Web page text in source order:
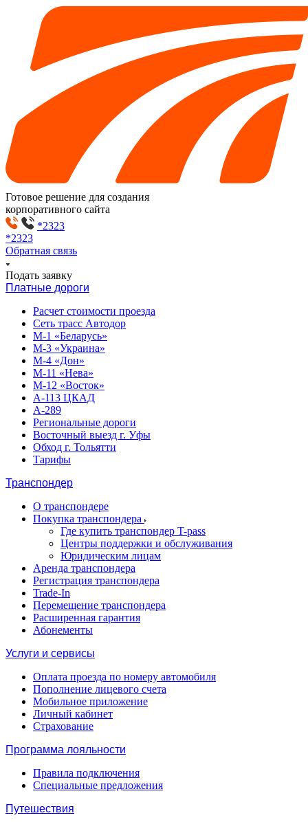
Готовое решение для создания
корпоративного сайта
*2323
*2323
Обратная связь
Подать заявку
Платные дороги
Расчет стоимости проезда
Сеть трасс Автодор
М-1 «Беларусь»
М-3 «Украина»
М-4 «Дон»
М-11 «Нева»
М-12 «Восток»
А-113 ЦКАД
А-289
Региональные дороги
Восточный выезд г. Уфы
Обход г. Тольятти
Тарифы
Транспондер
О транспондере
Покупка транспондера
Где купить транспондер T-pass
Центры поддержки и обслуживания
Юридическим лицам
Аренда транспондера
Регистрация транспондера
Trade-In
Перемещение транспондера
Расширенная гарантия
Абонементы
Услуги и сервисы
Оплата проезда по номеру автомобиля
Пополнение лицевого счета
Мобильное приложение
Личный кабинет
Страхование
Программа лояльности
Правила подключения
Специальные предложения
Путешествия